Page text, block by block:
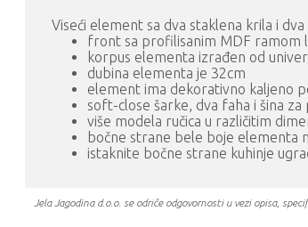
Viseći element sa dva staklena krila i
front sa profilisanim MDF ramom
korpus elementa izrađen od
dubina elementa je 32cm
element ima dekorativno kaljeno
soft-close šarke, dva faha i šina
više modela ručica u različitim
bočne strane bele boje elementa
istaknite bočne strane kuhinje
Jela Jagodina d.o.o. se odriče odgovornosti u vezi opisa,